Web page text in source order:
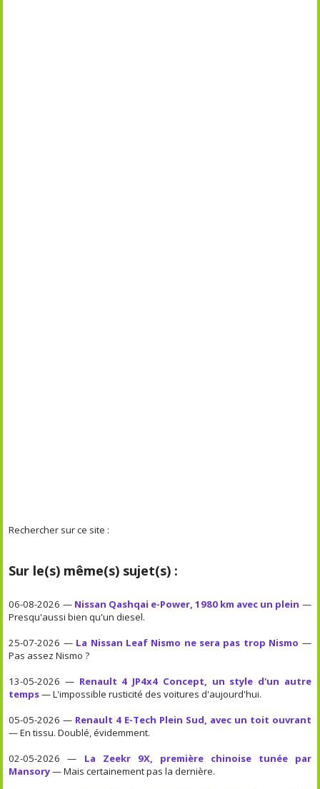
Rechercher sur ce site :
Sur le(s) même(s) sujet(s) :
06-08-2026 — Nissan Qashqai e-Power, 1980 km avec un plein —
Presqu'aussi bien qu'un diesel.
25-07-2026 — La Nissan Leaf Nismo ne sera pas trop Nismo —
Pas assez Nismo ?
13-05-2026 — Renault 4 JP4x4 Concept, un style d'un autre
temps— L'impossible rusticité des voitures d'aujourd'hui.
05-05-2026 — Renault 4 E-Tech Plein Sud, avec un toit ouvrant
— En tissu. Doublé, évidemment.
02-05-2026 — La Zeekr 9X, première chinoise tunée par
Mansory— Mais certainement pas la dernière.